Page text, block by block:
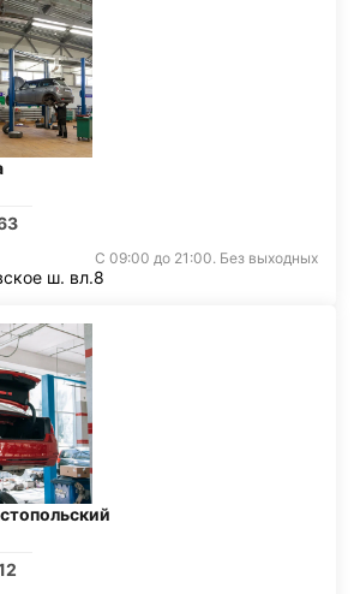
С 09:00 до 21:00. Без выходных
ш. вл.8